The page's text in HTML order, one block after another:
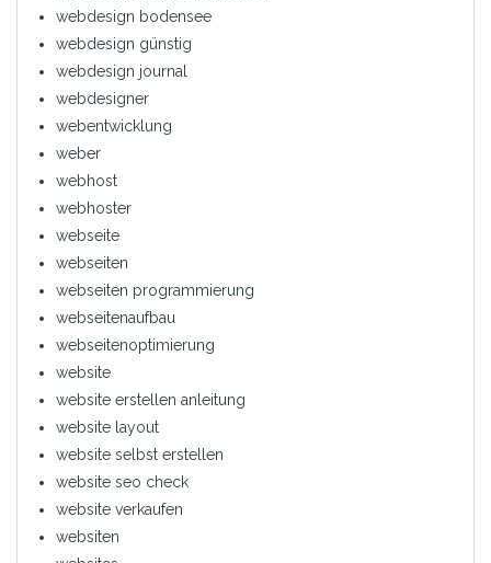
webdesign bodensee
webdesign günstig
webdesign journal
webdesigner
webentwicklung
weber
webhost
webhoster
webseite
webseiten
webseiten programmierung
webseitenaufbau
webseitenoptimierung
website
website erstellen anleitung
website layout
website selbst erstellen
website seo check
website verkaufen
websiten